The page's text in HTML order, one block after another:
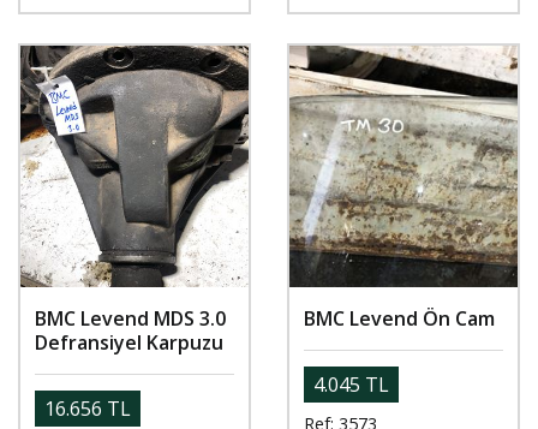
BMC Levend MDS 3.0
Defransiyel Karpuzu
16.656 TL
BMC Levend Ön Cam
4.045 TL
Ref: 3573